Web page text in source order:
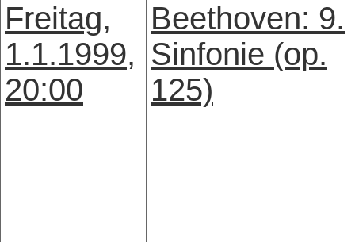
Freitag,
1.1.1999,
20:00
Beethoven: 9.
Sinfonie (op.
125)